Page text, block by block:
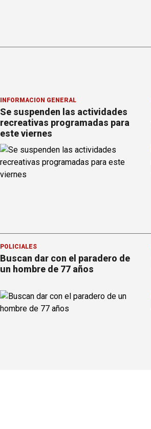
INFORMACION GENERAL
Se suspenden las actividades
recreativas programadas para
este viernes
POLICIALES
Buscan dar con el paradero de
un hombre de 77 años